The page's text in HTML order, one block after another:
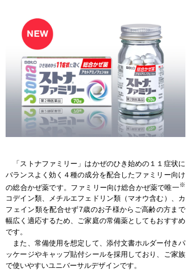
「ストナファミリー」はかぜのひき始めの１１症状に
バランスよく効く４種の成分を配合したファミリー向け
の総合かぜ薬です。ファミリー向け総合かぜ薬で唯一※
コデイン類、メチルエフェドリン類（マオウ含む）、カ
フェイン類を配合せず7歳のお子様からご高齢の方まで
幅広く適応するため、ご家庭の常備薬としてもおすすめ
です。
また、常備使用を想定して、添付文書ホルダー付きパ
ッケージやキャップ貼付シールを採用しており、ご家族
で使いやすいユニバーサルデザインです。